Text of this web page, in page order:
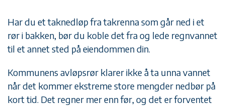
Har du et taknedløp fra takrenna som går ned i et
rør i bakken, bør du koble det fra og lede regnvannet
til et annet sted på eiendommen din.
Kommunens avløpsrør klarer ikke å ta unna vannet
når det kommer ekstreme store mengder nedbør på
kort tid. Det regner mer enn før, og det er forventet